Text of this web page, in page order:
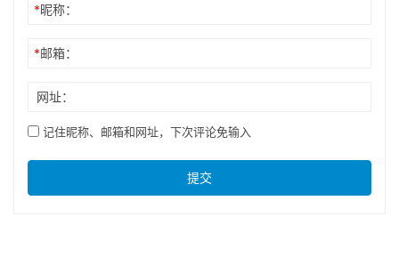
*昵称：
*邮箱：
网址：
记住昵称、邮箱和网址，下次评论免输入
提交